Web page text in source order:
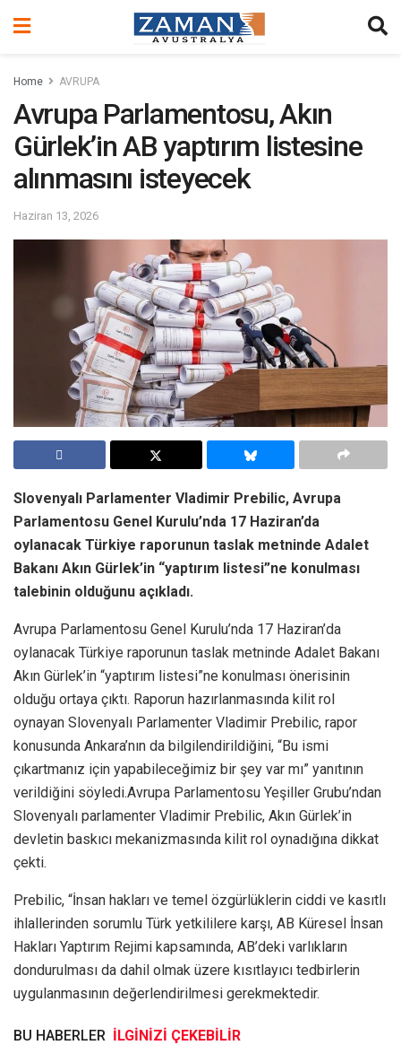
Home AVRUPA
Avrupa Parlamentosu, Akın
Gürlek’in AB yaptırım listesine
alınmasını isteyecek
Haziran 13, 2026
Slovenyalı Parlamenter Vladimir Prebilic, Avrupa
Parlamentosu Genel Kurulu’nda 17 Haziran’da
oylanacak Türkiye raporunun taslak metninde Adalet
Bakanı Akın Gürlek’in “yaptırım listesi”ne konulması
talebinin olduğunu açıkladı.
Avrupa Parlamentosu Genel Kurulu’nda 17 Haziran’da
oylanacak Türkiye raporunun taslak metninde Adalet Bakanı
Akın Gürlek’in “yaptırım listesi”ne konulması önerisinin
olduğu ortaya çıktı. Raporun hazırlanmasında kilit rol
oynayan Slovenyalı Parlamenter Vladimir Prebilic, rapor
konusunda Ankara’nın da bilgilendirildiğini, “Bu ismi
çıkartmanız için yapabileceğimiz bir şey var mı” yanıtının
verildiğini söyledi.Avrupa Parlamentosu Yeşiller Grubu’ndan
Slovenyalı parlamenter Vladimir Prebilic, Akın Gürlek’in
devletin baskıcı mekanizmasında kilit rol oynadığına dikkat
çekti.
Prebilic, “İnsan hakları ve temel özgürlüklerin ciddi ve kasıtlı
ihlallerinden sorumlu Türk yetkililere karşı, AB Küresel İnsan
Hakları Yaptırım Rejimi kapsamında, AB’deki varlıkların
dondurulması da dahil olmak üzere kısıtlayıcı tedbirlerin
uygulanmasının değerlendirilmesi gerekmektedir.
BU HABERLER İLGİNİZİ ÇEKEBİLİR